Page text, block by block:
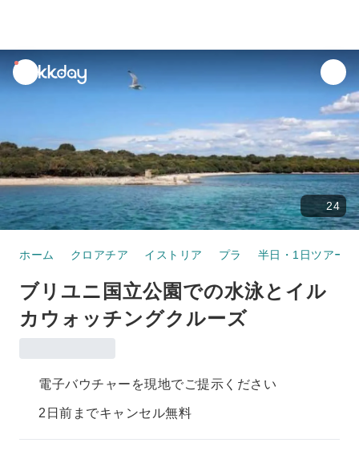
unread
notifications
24
ホーム クロアチア イストリア プラ 半日・1日ツアー
ブリユニ国立公園での水泳とイル
カウォッチングクルーズ
電子バウチャーを現地でご提示ください
2日前までキャンセル無料